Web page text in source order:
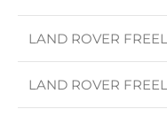
LAND ROVER
LAND ROVER